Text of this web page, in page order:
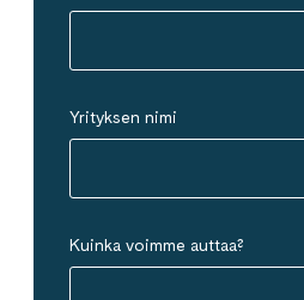
Yrityksen nimi
Kuinka voimme auttaa?